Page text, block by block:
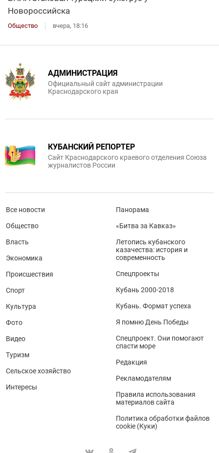
Новороссийска
Общество вчера, 18:16
АДМИНИСТРАЦИЯ
Официальный сайт администрации
Краснодарского края
КУБАНСКИЙ РЕПОРТЕР
Сайт Краснодарского краевого отделения Союза
журналистов России
Все новости
Общество
Власть
Экономика
Происшествия
Спорт
Культура
Фото
Видео
Туризм
Сельское хозяйство
Интересы
Панорама
«Битва за Кавказ»
Летопись кубанского
казачества: история и
современность
Спецпроекты
Кубань 2000-2018
Кубань. Формат успеха
Я помню День Победы
Спецпроект. Они помогают
спасти море
Редакция
Рекламодателям
Правила использования
материалов сайта
Политика обработки файлов
cookie (Куки)